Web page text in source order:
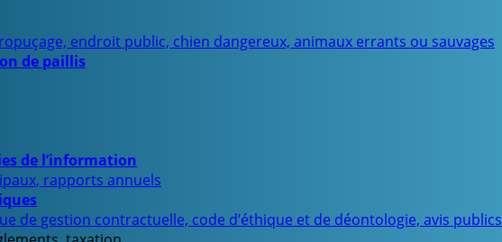
endroit public, chien dangereux, animaux errants ou sauvages
de paillis
de l’information
rapports annuels
de gestion contractuelle, code d’éthique et de déontologie, avis publics